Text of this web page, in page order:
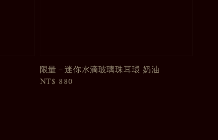
限量－迷你水滴玻璃珠耳環 奶油
Regular
NT$ 880